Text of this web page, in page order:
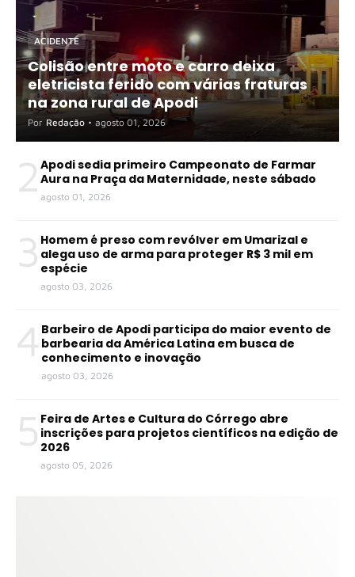
ACIDENTE
Colisão entre moto e carro deixa
eletricista ferido com várias fraturas
na zona rural de Apodi
Por Redação • agosto 01, 2026
2 Apodi sedia primeiro Campeonato de Farmar
Aura na Praça da Maternidade, neste sábado
agosto 01, 2026
3 Homem é preso com revólver em Umarizal e
alega uso de arma para proteger R$ 3 mil em
espécie
agosto 03, 2026
4 Barbeiro de Apodi participa do maior evento de
barbearia da América Latina em busca de
conhecimento e inovação
agosto 03, 2026
5 Feira de Artes e Cultura do Córrego abre
inscrições para projetos científicos na edição de
2026
agosto 05, 2026